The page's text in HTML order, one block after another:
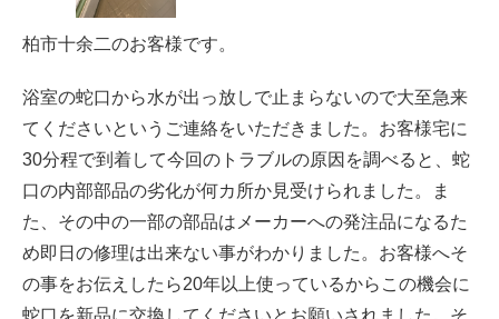
柏市十余二のお客様です。
浴室の蛇口から水が出っ放しで止まらないので大至急来
てくださいというご連絡をいただきました。お客様宅に
30分程で到着して今回のトラブルの原因を調べると、蛇
口の内部部品の劣化が何カ所か見受けられました。ま
た、その中の一部の部品はメーカーへの発注品になるた
め即日の修理は出来ない事がわかりました。お客様へそ
の事をお伝えしたら20年以上使っているからこの機会に
蛇口を新品に交換してくださいとお願いされました。そ